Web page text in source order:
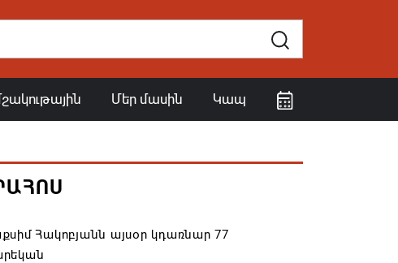
Մեր մասին Կապ
Հակոբյանն այսօր կդառնար 77